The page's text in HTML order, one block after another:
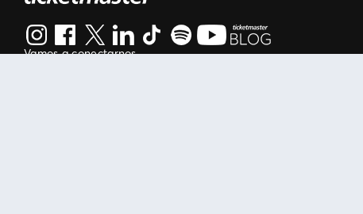
Vamos a conectarnos